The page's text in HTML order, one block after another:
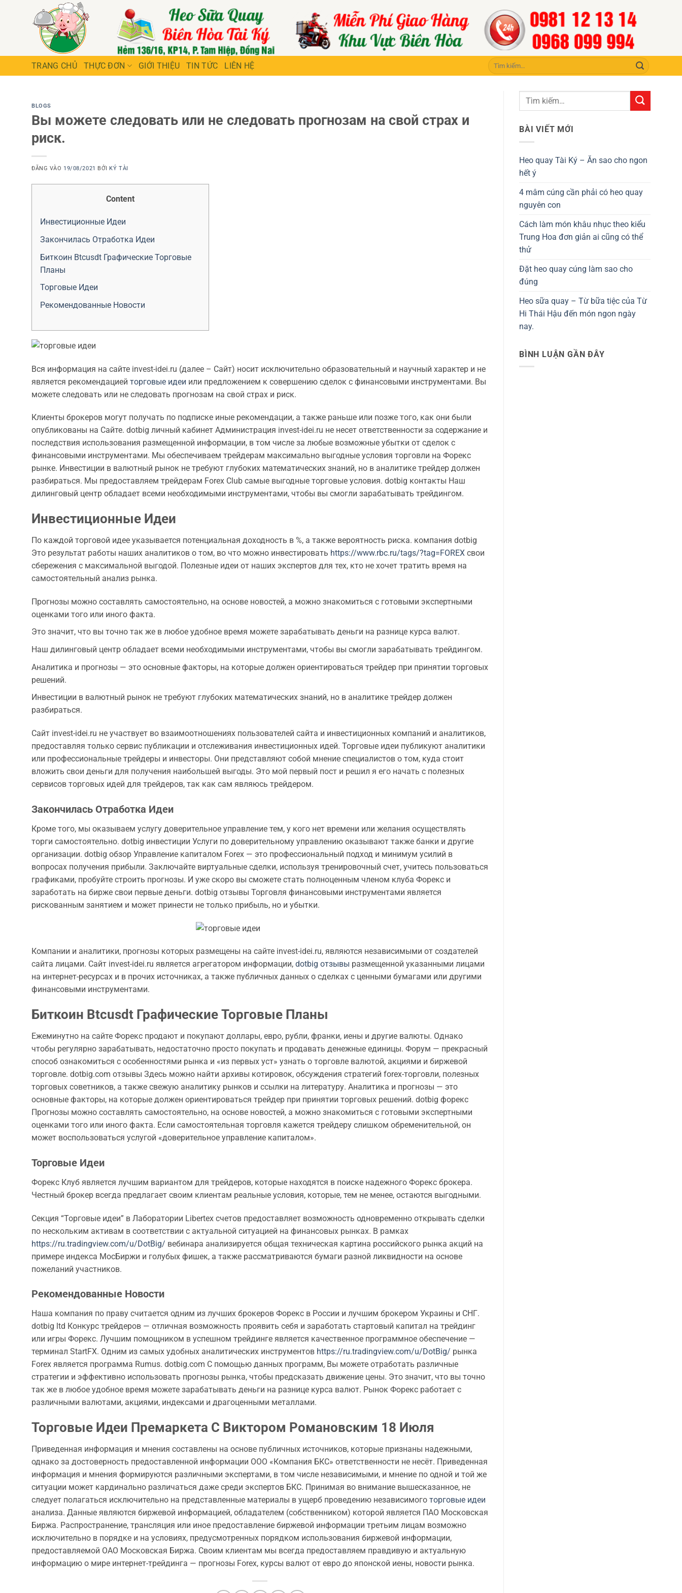
TRANG CHỦ THỰC ĐƠN GIỚI THIỆU TIN TỨC LIÊN HỆ
Tìm
kiếm:
BLOGS
Вы можете следовать или не следовать прогнозам на свой страх и
риск.
ĐĂNG VÀO 19/08/2021 BỞI KÝ TÀI
Content
Инвестиционные Идеи
Закончилась Отработка Идеи
Биткоин Btcusdt Графические Торговые
Планы
Торговые Идеи
Рекомендованные Новости
Вся информация на сайте invest-idei.ru (далее – Сайт) носит исключительно образовательный и научный характер и не
является рекомендацией торговые идеи или предложением к совершению сделок с финансовыми инструментами. Вы
можете следовать или не следовать прогнозам на свой страх и риск.
Клиенты брокеров могут получать по подписке иные рекомендации, а также раньше или позже того, как они были
опубликованы на Сайте. dotbig личный кабинет Администрация invest-idei.ru не несет ответственности за содержание и
последствия использования размещенной информации, в том числе за любые возможные убытки от сделок с
финансовыми инструментами. Мы обеспечиваем трейдерам максимально выгодные условия торговли на Форекс
рынке. Инвестиции в валютный рынок не требуют глубоких математических знаний, но в аналитике трейдер должен
разбираться. Мы предоставляем трейдерам Forex Club самые выгодные торговые условия. dotbig контакты Наш
дилинговый центр обладает всеми необходимыми инструментами, чтобы вы смогли зарабатывать трейдингом.
Инвестиционные Идеи
По каждой торговой идее указывается потенциальная доходность в %, а также вероятность риска. компания dotbig
Это результат работы наших аналитиков о том, во что можно инвестировать https://www.rbc.ru/tags/?tag=FOREX свои
сбережения с максимальной выгодой. Полезные идеи от наших экспертов для тех, кто не хочет тратить время на
самостоятельный анализ рынка.
Прогнозы можно составлять самостоятельно, на основе новостей, а можно знакомиться с готовыми экспертными
оценками того или иного факта.
Это значит, что вы точно так же в любое удобное время можете зарабатывать деньги на разнице курса валют.
Наш дилинговый центр обладает всеми необходимыми инструментами, чтобы вы смогли зарабатывать трейдингом.
Аналитика и прогнозы — это основные факторы, на которые должен ориентироваться трейдер при принятии торговых
решений.
Инвестиции в валютный рынок не требуют глубоких математических знаний, но в аналитике трейдер должен
разбираться.
Сайт invest-idei.ru не участвует во взаимоотношениях пользователей сайта и инвестиционных компаний и аналитиков,
предоставляя только сервис публикации и отслеживания инвестиционных идей. Торговые идеи публикуют аналитики
или профессиональные трейдеры и инвесторы. Они представляют собой мнение специалистов о том, куда стоит
вложить свои деньги для получения наибольшей выгоды. Это мой первый пост и решил я его начать с полезных
сервисов торговых идей для трейдеров, так как сам являюсь трейдером.
Закончилась Отработка Идеи
Кроме того, мы оказываем услугу доверительное управление тем, у кого нет времени или желания осуществлять
торги самостоятельно. dotbig инвестиции Услуги по доверительному управлению оказывают также банки и другие
организации. dotbig обзор Управление капиталом Forex — это профессиональный подход и минимум усилий в
вопросах получения прибыли. Заключайте виртуальные сделки, используя тренировочный счет, учитесь пользоваться
графиками, пробуйте строить прогнозы. И уже скоро вы сможете стать полноценным членом клуба Форекс и
заработать на бирже свои первые деньги. dotbig отзывы Торговля финансовыми инструментами является
рискованным занятием и может принести не только прибыль, но и убытки.
Компании и аналитики, прогнозы которых размещены на сайте invest-idei.ru, являются независимыми от создателей
сайта лицами. Сайт invest-idei.ru является агрегатором информации, dotbig отзывы размещенной указанными лицами
на интернет-ресурсах и в прочих источниках, а также публичных данных о сделках с ценными бумагами или другими
финансовыми инструментами.
Биткоин Btcusdt Графические Торговые Планы
Ежеминутно на сайте Форекс продают и покупают доллары, евро, рубли, франки, иены и другие валюты. Однако
чтобы регулярно зарабатывать, недостаточно просто покупать и продавать денежные единицы. Форум — прекрасный
способ ознакомиться с особенностями рынка и «из первых уст» узнать о торговле валютой, акциями и биржевой
торговле. dotbig.com отзывы Здесь можно найти архивы котировок, обсуждения стратегий forex-торговли, полезных
торговых советников, а также свежую аналитику рынков и ссылки на литературу. Аналитика и прогнозы — это
основные факторы, на которые должен ориентироваться трейдер при принятии торговых решений. dotbig форекс
Прогнозы можно составлять самостоятельно, на основе новостей, а можно знакомиться с готовыми экспертными
оценками того или иного факта. Если самостоятельная торговля кажется трейдеру слишком обременительной, он
может воспользоваться услугой «доверительное управление капиталом».
Торговые Идеи
Форекс Клуб является лучшим вариантом для трейдеров, которые находятся в поиске надежного Форекс брокера.
Честный брокер всегда предлагает своим клиентам реальные условия, которые, тем не менее, остаются выгодными.
Секция “Торговые идеи” в Лаборатории Libertex счетов предоставляет возможность одновременно открывать сделки
по нескольким активам в соответствии с актуальной ситуацией на финансовых рынках. В рамках
https://ru.tradingview.com/u/DotBig/ вебинара анализируется общая техническая картина российского рынка акций на
примере индекса МосБиржи и голубых фишек, а также рассматриваются бумаги разной ликвидности на основе
пожеланий участников.
Рекомендованные Новости
Наша компания по праву считается одним из лучших брокеров Форекс в России и лучшим брокером Украины и СНГ.
dotbig ltd Конкурс трейдеров — отличная возможность проявить себя и заработать стартовый капитал на трейдинг
или игры Форекс. Лучшим помощником в успешном трейдинге является качественное программное обеспечение —
терминал StartFX. Одним из самых удобных аналитических инструментов https://ru.tradingview.com/u/DotBig/ рынка
Forex является программа Rumus. dotbig.com С помощью данных программ, Вы можете отработать различные
стратегии и эффективно использовать прогнозы рынка, чтобы предсказать движение цены. Это значит, что вы точно
так же в любое удобное время можете зарабатывать деньги на разнице курса валют. Рынок Форекс работает с
различными валютами, акциями, индексами и драгоценными металлами.
Торговые Идеи Премаркета С Виктором Романовским 18 Июля
Приведенная информация и мнения составлены на основе публичных источников, которые признаны надежными,
однако за достоверность предоставленной информации ООО «Компания БКС» ответственности не несёт. Приведенная
информация и мнения формируются различными экспертами, в том числе независимыми, и мнение по одной и той же
ситуации может кардинально различаться даже среди экспертов БКС. Принимая во внимание вышесказанное, не
следует полагаться исключительно на представленные материалы в ущерб проведению независимого торговые идеи
анализа. Данные являются биржевой информацией, обладателем (собственником) которой является ПАО Московская
Биржа. Распространение, трансляция или иное предоставление биржевой информации третьим лицам возможно
исключительно в порядке и на условиях, предусмотренных порядком использования биржевой информации,
предоставляемой ОАО Московская Биржа. Своим клиентам мы всегда предоставляем правдивую и актуальную
информацию о мире интернет-трейдинга — прогнозы Forex, курсы валют от евро до японской иены, новости рынка.
BÀI VIẾT MỚI
Heo quay Tài Ký – Ăn sao cho ngon
hết ý
4 mâm cúng cần phải có heo quay
nguyên con
Cách làm món khâu nhục theo kiểu
Trung Hoa đơn giản ai cũng có thể
thử
Đặt heo quay cúng làm sao cho
đúng
Heo sữa quay – Từ bữa tiệc của Từ
Hi Thái Hậu đến món ngon ngày
nay.
BÌNH LUẬN GẦN ĐÂY